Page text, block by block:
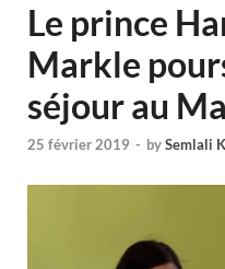
Le prince
Markle
séjour au
25 février 2019 - bySemlali